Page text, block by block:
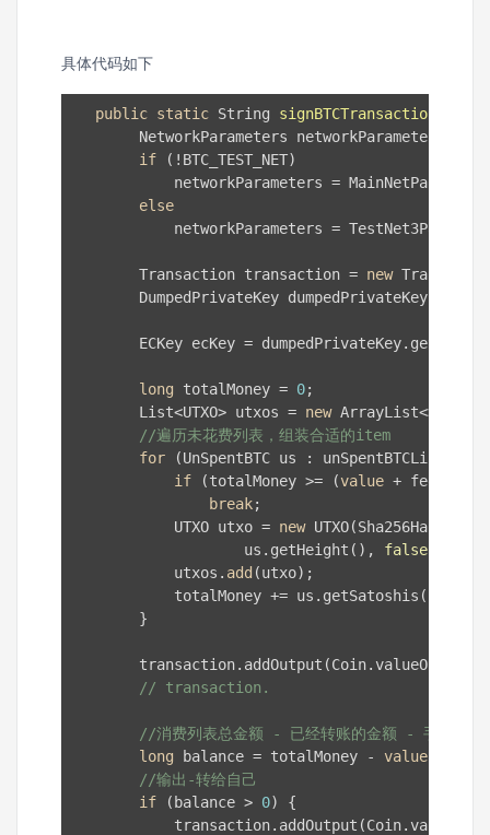
具体代码如下
public static String signBTCTransactionData
        NetworkParameters networkParameters =
if (!BTC_TEST_NET)
            networkParameters = MainNetParams.
else
            networkParameters = TestNet3Params.
        Transaction transaction =
new
DumpedPrivateKey dumpedPrivateKey =
        ECKey ecKey = dumpedPrivateKey.getKey();
long totalMoney = 0;
        List<UTXO> utxos =
new ArrayList<>();
//遍历未花费列表，组装合适的item
for (UnSpentBTC us : unSpentBTCList) {
if (totalMoney >= (value + fee))
break;
            UTXO utxo =
new
                    us.getHeight(),
false
            utxos.
add (utxo);
            totalMoney += us.getSatoshis();
        }
        transaction.addOutput(Coin.valueOf(
// transaction.
//消费列表总金额 - 已经转账的金额 - 手续费 就
long balance = totalMoney - value
//输出-转给自己
if (balance > 0) {